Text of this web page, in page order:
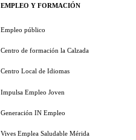
EMPLEO Y FORMACIÓN
Empleo público
Centro de formación la Calzada
Centro Local de Idiomas
Impulsa Empleo Joven
Generación IN Empleo
Vives Emplea Saludable Mérida